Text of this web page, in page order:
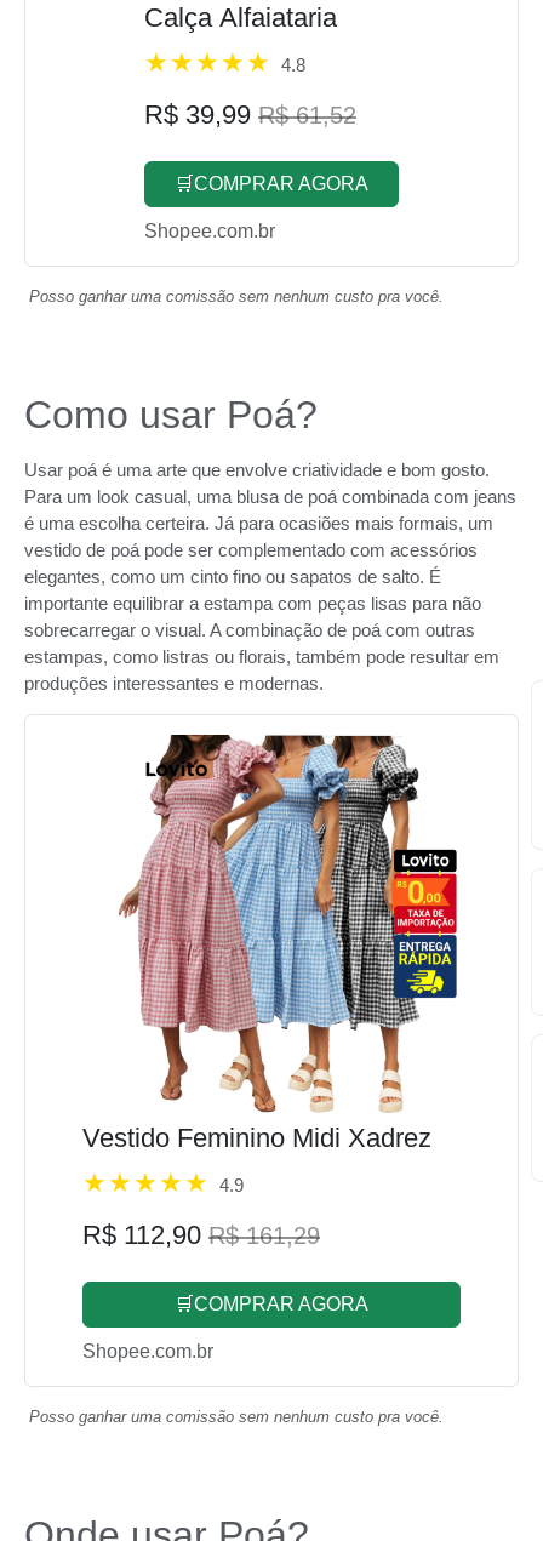
Calça Alfaiataria
4.8
R$ 39,99 R$ 61,52
🛒COMPRAR AGORA
Shopee.com.br
Posso ganhar uma comissão sem nenhum custo pra você.
Como usar Poá?
Usar poá é uma arte que envolve criatividade e bom gosto.
Para um look casual, uma blusa de poá combinada com jeans
é uma escolha certeira. Já para ocasiões mais formais, um
vestido de poá pode ser complementado com acessórios
elegantes, como um cinto fino ou sapatos de salto. É
importante equilibrar a estampa com peças lisas para não
sobrecarregar o visual. A combinação de poá com outras
estampas, como listras ou florais, também pode resultar em
produções interessantes e modernas.
Vestido Feminino Midi Xadrez
4.9
R$ 112,90 R$ 161,29
🛒COMPRAR AGORA
Shopee.com.br
Posso ganhar uma comissão sem nenhum custo pra você.